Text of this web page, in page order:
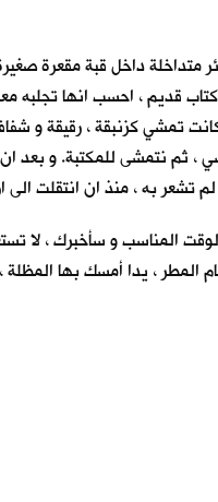
داخل قبة مقعرة
قديم ، احسب انها
تمشي كزنبقة ، رقيقة
، ثم نتمشى للمكتبة. و
تشعر به ، منذ ان انتقلت
المناسب و سأخبرك ،
المطر ، يداً أمسك بها